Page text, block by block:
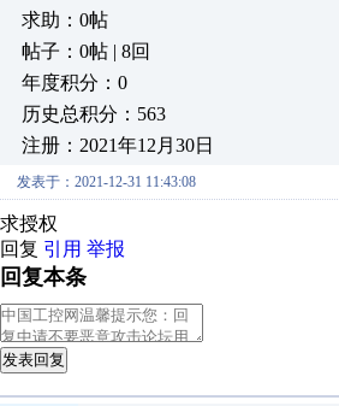
求助：0帖
帖子：0帖 | 8回
年度积分：0
历史总积分：563
注册：2021年12月30日
发表于：2021-12-31 11:43:08
求授权
回复 引用 举报
回复本条
发表回复